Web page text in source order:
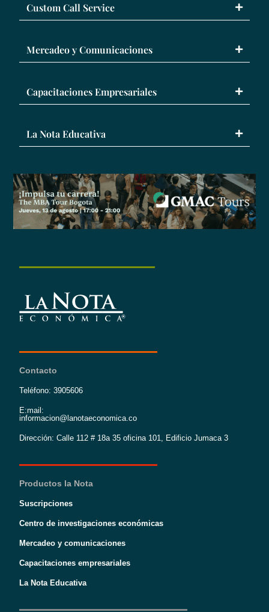
Custom Call Service
Mercadeo y Comunicaciones
Capacitaciones Empresariales
La Nota Educativa
Contacto
Teléfono: 3905606
E:mail:
informacion@lanotaeconomica.co
Dirección: Calle 112 # 18a 35 oficina 101, Edificio Jumaca 3
Productos la Nota
Suscripciones
Centro de investigaciones económicas
Mercadeo y comunicaciones
Capacitaciones empresariales
La Nota Educativa